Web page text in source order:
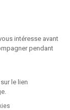
intéresse avant
pendant
le lien
1/16
Massy !